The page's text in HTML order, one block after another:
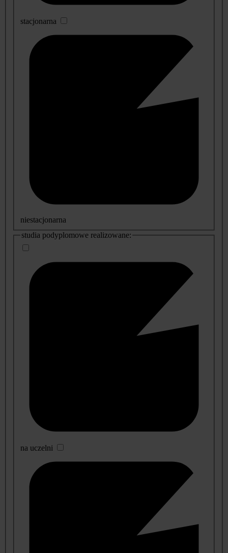
stacjonarna
niestacjonarna
studia podyplomowe realizowane:
na uczelni